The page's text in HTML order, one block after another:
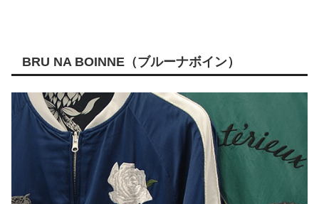
BRU NA BOINNE（ブルーナボイン）